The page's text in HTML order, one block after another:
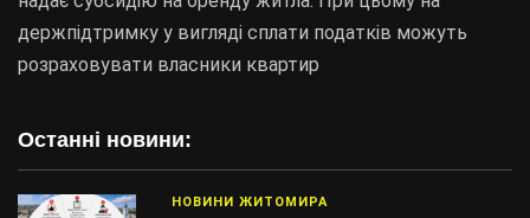
держпідтримку у вигляді сплати податків можуть
розраховувати власники квартир
Останні новини:
НОВИНИ ЖИТОМИРА